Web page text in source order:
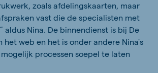
zoals afdelingskaarten, maar
vast die de specialisten met
aldus Nina. De binnendienst is bij De
het web en het is onder andere Nina’s
processen soepel te laten